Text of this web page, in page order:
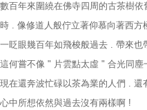
數百年來圍繞在佛寺四周的古茶樹
時 . 像修道人般佇立著仰慕向著西方
一眨眼幾百年如飛梭般過去 . 帶來
這何嘗不像 " 片雲點太虛 " 合光同塵
現在還奔波忙碌以茶為業的人們 .
心中所想依然與過去沒有兩樣啊 !